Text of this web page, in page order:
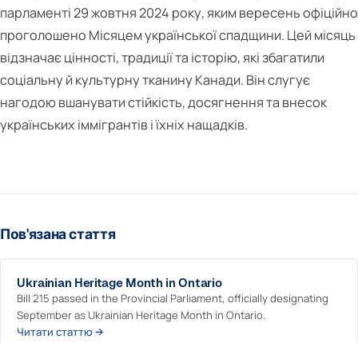
парламенті 29 жовтня 2024 року, яким вересень офіційно
проголошено Місяцем української спадщини. Цей місяць
відзначає цінності, традиції та історію, які збагатили
соціальну й культурну тканину Канади. Він слугує
нагодою вшанувати стійкість, досягнення та внесок
українських іммігрантів і їхніх нащадків.
Пов'язана стаття
Ukrainian Heritage Month in Ontario
Bill 215 passed in the Provincial Parliament, officially designating
September as Ukrainian Heritage Month in Ontario.
Читати статтю →